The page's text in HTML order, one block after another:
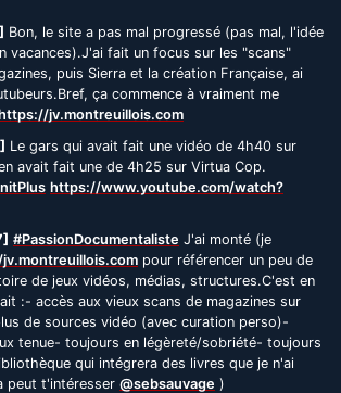
Bon, le site a pas mal progressé (pas mal, l'idée
vacances).J'ai fait un focus sur les "scans"
puis Sierra et la création Française, ai
ça commence à vraiment me
jv.montreuillois.com
Le gars qui avait fait une vidéo de 4h40 sur
avait fait une de 4h25 sur Virtua Cop.
https://www.youtube.com/watch?
#PassionDocumentaliste J'ai monté (je
pour référencer un peu de
de jeux vidéos, médias, structures.C'est en
:- accès aux vieux scans de magazines sur
de sources vidéo (avec curation perso)-
tenue- toujours en légèreté/sobriété- toujours
qui intégrera des livres que je n'ai
peut t'intéresser @sebsauvage )